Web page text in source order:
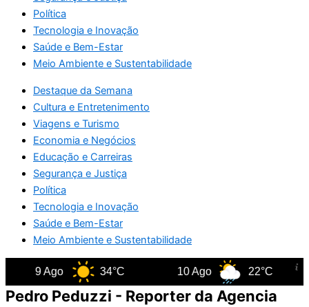
Política
Tecnologia e Inovação
Saúde e Bem-Estar
Meio Ambiente e Sustentabilidade
Destaque da Semana
Cultura e Entretenimento
Viagens e Turismo
Economia e Negócios
Educação e Carreiras
Segurança e Justiça
Política
Tecnologia e Inovação
Saúde e Bem-Estar
Meio Ambiente e Sustentabilidade
9 Ago 34°C 10 Ago 22°C
Pedro Peduzzi - Reporter da Agencia